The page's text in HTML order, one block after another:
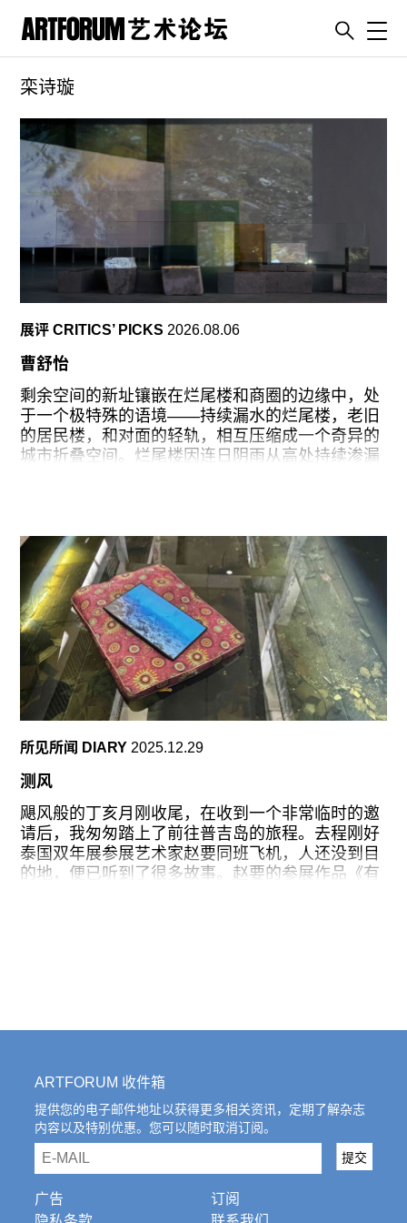
artguide
新闻
展评
杂志
专栏
视频
订阅
往期内容
关注我们
栾诗璇
展评 CRITICS’ PICKS 2026.08.06
曹舒怡
剩余空间的新址镶嵌在烂尾楼和商圈的边缘中，处
于一个极特殊的语境——持续漏水的烂尾楼，老旧
的居民楼，和对面的轻轨，相互压缩成一个奇异的
城市折叠空间。烂尾楼因连日阴雨从高处持续渗漏
成动力，失控变成一种积极的调节。
这似乎与她去年于乌兹别克斯坦拍摄的影片《天降
之水》中的讨论相合：上世纪60年代，在某种工业
崇拜的幻想下，苏联政权试图通过人工控制的手段
进行大型水利干预，这种干预最终导致了水体（咸
海）的彻底消失。吊挂在烂尾楼（城市规划中最典
型的治理失控）中的贝壳雕塑，仿佛对这种态度提
供了一个恰切的回应：失控，或者渗漏如何可以成
为一种带有创造性的作用力。在恒温恒湿的人造气
程化的倦怠时刻，艺术家选择拥抱真实的空间和气
候。
回到展厅，悬挂在半空的玻璃贝壳雕塑《漂》
（2026）由从不同海岸搜集的海玻璃磨碎后烧制，
其中加入了海带的灰以及其他物质粉末，仿佛是某
种软体动物的结晶，夹杂着不同的矿物成分沉积。
也完成了某种逆向工业化的尝试。
所见所闻 DIARY 2025.12.29
测风
飓风般的丁亥月刚收尾，在收到一个非常临时的邀
请后，我匆匆踏上了前往普吉岛的旅程。去程刚好
泰国双年展参展艺术家赵要同班飞机，人还没到目
的地，便已听到了很多故事。赵要的参展作品《有
抵岛前，我对“斗母宫”的概念并不熟悉。斗母元君
征、佛道共祀的民间信仰场所，同时带有浓重的宗
族色彩。这种与宗族紧密缠绕的信仰体系在中国大
陆已几近绝迹。在普吉岛，它与本地华人社团，甚
至包括“黑帮”势力息息相关，成为一个非常“艋舺”的
江湖场域。据说主办方大费周章，直到开幕后一周
才终于说服斗母宫经营者出借场地。这些掌握地方
实权的管理方似乎并不在意这个由泰国政府主办、
ARTFORUM 收件箱
提供您的电子邮件地址以获得更多相关资讯，定期了解杂志
内容以及特别优惠。您可以随时取消订阅。
email 提交
广告
订阅